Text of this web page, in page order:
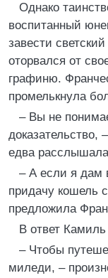
Однако
воспитанный
завести
оторвался от
графиню.
промелькнула
– Вы не
доказательство,
едва
– А если я дам
придачу кошель
предложила
В ответ
– Чтобы
миледи, –